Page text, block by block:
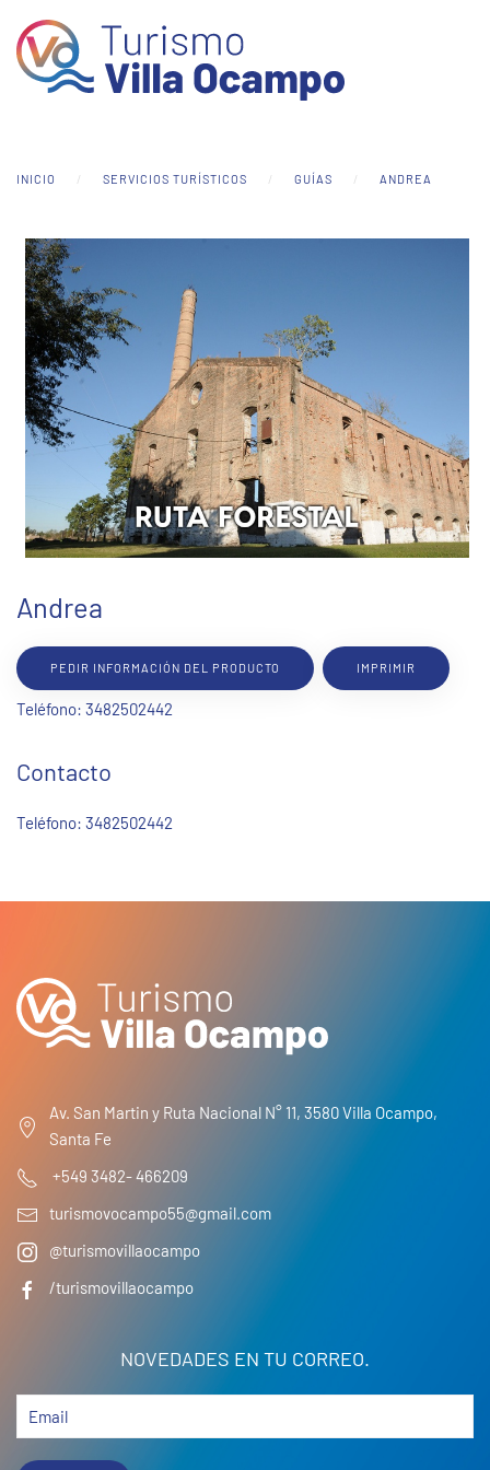
Skip to main content
INICIO SERVICIOS TURÍSTICOS GUÍAS ANDREA
Andrea
PEDIR INFORMACIÓN DEL PRODUCTO IMPRIMIR
Teléfono: 3482502442
Contacto
Teléfono: 3482502442
Av. San Martin y Ruta Nacional N° 11, 3580 Villa Ocampo,
Santa Fe
+549 3482- 466209
turismovocampo55@gmail.com
@turismovillaocampo
/turismovillaocampo
NOVEDADES EN TU CORREO.